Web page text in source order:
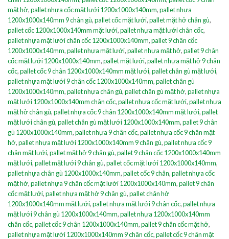
mặt hở,pallet nhựa cốc mặt lưới 1200x1000x140mm,pallet nhựa
1200x1000x140mm 9 chân gù,pallet cốc mặt lưới,pallet mặt hở chân gù,
pallet cốc 1200x1000x140mm mặt lưới,pallet nhựa mặt lưới chân cốc,
pallet nhựa mặt lưới chân cốc 1200x1000x140mm,pallet 9 chân cốc
1200x1000x140mm,pallet nhựa mặt lưới,pallet nhựa mặt hở,pallet 9 chân
cốc mặt lưới 1200x1000x140mm,pallet mặt lưới,pallet nhựa mặt hở 9 chân
cốc,pallet cốc 9 chân 1200x1000x140mm mặt lưới,pallet chân gù mặt lưới,
pallet nhựa mặt lưới 9 chân cốc 1200x1000x140mm,pallet chân gù
1200x1000x140mm,pallet nhựa chân gù,pallet chân gù mặt hở,pallet nhựa
mặt lưới 1200x1000x140mm chân cốc,pallet nhựa cốc mặt lưới,pallet nhựa
mặt hở chân gù,pallet nhựa cốc 9 chân 1200x1000x140mm mặt lưới,pallet
mặt lưới chân gù,pallet chân gù mặt lưới 1200x1000x140mm,pallet 9 chân
gù 1200x1000x140mm,pallet nhựa 9 chân cốc,pallet nhựa cốc 9 chân mặt
hở,pallet nhựa mặt lưới 1200x1000x140mm 9 chân gù,pallet nhựa cốc 9
chân mặt lưới,pallet mặt hở 9 chân gù,pallet 9 chân cốc 1200x1000x140mm
mặt lưới,pallet mặt lưới 9 chân gù,pallet cốc mặt lưới 1200x1000x140mm,
pallet nhựa chân gù 1200x1000x140mm,pallet cốc 9 chân,pallet nhựa cốc
mặt hở,pallet nhựa 9 chân cốc mặt lưới 1200x1000x140mm,pallet 9 chân
cốc mặt lưới,pallet nhựa mặt hở 9 chân gù,pallet chân hở
1200x1000x140mm mặt lưới,pallet nhựa mặt lưới 9 chân cốc,pallet nhựa
mặt lưới 9 chân gù 1200x1000x140mm,pallet nhựa 1200x1000x140mm
chân cốc,pallet cốc 9 chân 1200x1000x140mm,pallet 9 chân cốc mặt hở,
pallet nhựa mặt lưới 1200x1000x140mm 9 chân cốc,pallet cốc 9 chân mặt